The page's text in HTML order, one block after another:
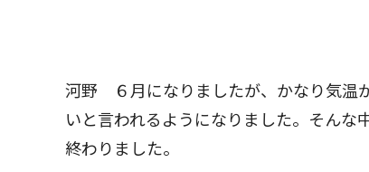
河野 ６月になりましたが、かなり気温
いと言われるようになりました。そんな
終わりました。